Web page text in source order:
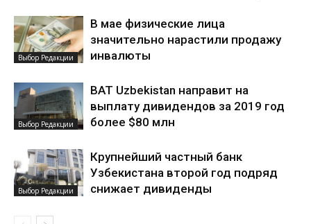
Выбор Редакции
В мае физические лица
значительно нарастили продажу
инвалюты
Выбор Редакции
BAT Uzbekistan направит на
выплату дивидендов за 2019 год
более $80 млн
Выбор Редакции
Крупнейший частный банк
Узбекистана второй год подряд
снижает дивиденды